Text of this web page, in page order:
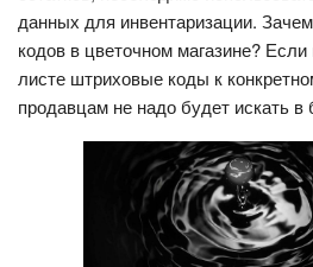
данных для инвентаризации.
кодов в цветочном магазине?
листе штриховые коды к
продавцам не надо будет искать в